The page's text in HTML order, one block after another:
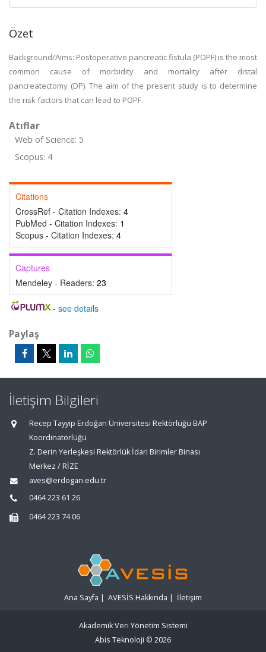
Özet
Background/Aims: Postoperative pancreatic fistula (POPF) is the most
common cause of morbidity and mortality after distal
pancreatectomy (DP). The aim of the present study is to determine
the risk factors that can lead to POPF.
Atıflar
Web of Science: 5
Scopus: 4
Citations
CrossRef - Citation Indexes: 4
PubMed - Citation Indexes: 1
Scopus - Citation Indexes: 4
Captures
Mendeley - Readers: 23
- see details
Paylaş
İletişim Bilgileri
Recep Tayyip Erdoğan Üniversitesi Rektörlüğü BAP
Koordinatörlüğü
Z. Derin Yerleşkesi Rektörlük İdari Birimler Binası
Merkez / RİZE
aves@erdogan.edu.tr
0464 223 61 26
0464 223 74 06
Ana Sayfa | AVESİS Hakkında | İletişim
Akademik Veri Yönetim Sistemi
Abis Teknoloji © 2026